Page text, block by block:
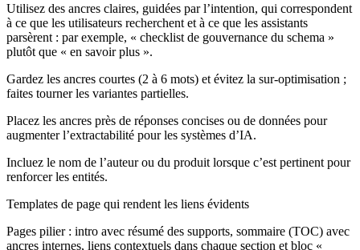
Utilisez des ancres claires, guidées par l’intention, qui correspondent
à ce que les utilisateurs recherchent et à ce que les assistants
parsèrent : par exemple, « checklist de gouvernance du schema »
plutôt que « en savoir plus ».
Gardez les ancres courtes (2 à 6 mots) et évitez la sur-optimisation ;
faites tourner les variantes partielles.
Placez les ancres près de réponses concises ou de données pour
augmenter l’extractabilité pour les systèmes d’IA.
Incluez le nom de l’auteur ou du produit lorsque c’est pertinent pour
renforcer les entités.
Templates de page qui rendent les liens évidents
Pages pilier : intro avec résumé des supports, sommaire (TOC) avec
ancres internes, liens contextuels dans chaque section et bloc «